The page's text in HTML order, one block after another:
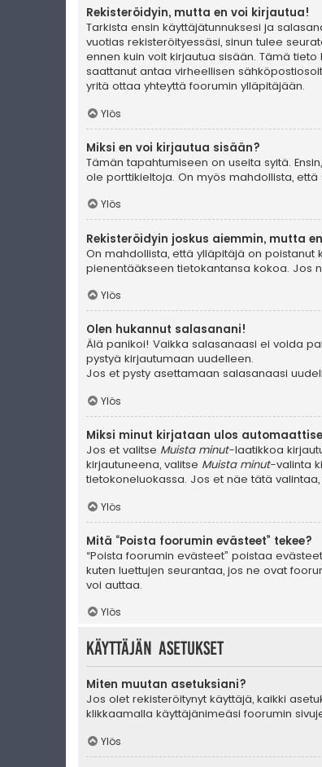
Rekisteröidyin, mutta en voi kirjautua!
Tarkista ensin käyttäjätunnuksesi ja
vuotias rekisteröityessäsi, sinun tulee
ennen kuin voit kirjautua sisään. Tämä
saattanut antaa virheellisen
yritä ottaa yhteyttä foorumin ylläpitäjään.
Ylös
Miksi en voi kirjautua sisään?
Tämän tapahtumiseen on useita syitä.
ole porttikieltoja. On myös mahdollista,
Ylös
Rekisteröidyin joskus aiemmin, mutta
On mahdollista, että ylläpitäjä on poistanut
pienentääkseen tietokantansa kokoa. Jos
Ylös
Olen hukannut salasanani!
Älä panikoi! Vaikka salasanaasi ei voida
pystyä kirjautumaan uudelleen.
Jos et pysty asettamaan salasanaasi
Ylös
Miksi minut kirjataan ulos
Jos et valitse Muista minut-laatikkoa
kirjautuneena, valitse Muista minut-valinta
tietokoneluokassa. Jos et näe tätä
Ylös
Mitä “Poista foorumin evästeet” tekee?
“Poista foorumin evästeet” poistaa
kuten luettujen seurantaa, jos ne ovat
voi auttaa.
Ylös
Käyttäjän asetukset
Miten muutan asetuksiani?
Jos olet rekisteröitynyt käyttäjä, kaikki
klikkaamalla käyttäjänimeäsi foorumin
Ylös